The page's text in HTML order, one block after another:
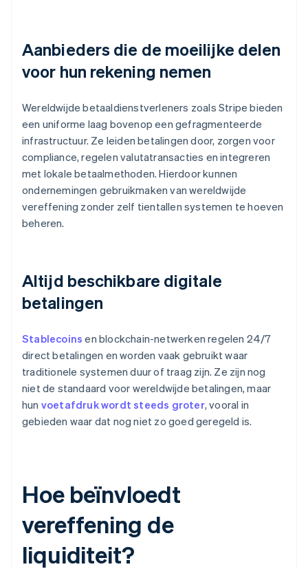
Aanbieders die de moeilijke delen
voor hun rekening nemen
Wereldwijde betaaldienstverleners zoals Stripe bieden
een uniforme laag bovenop een gefragmenteerde
infrastructuur. Ze leiden betalingen door, zorgen voor
compliance, regelen valutatransacties en integreren
met lokale betaalmethoden. Hierdoor kunnen
ondernemingen gebruikmaken van wereldwijde
vereffening zonder zelf tientallen systemen te hoeven
beheren.
Altijd beschikbare digitale
betalingen
Stablecoins en blockchain-netwerken regelen 24/7
direct betalingen en worden vaak gebruikt waar
traditionele systemen duur of traag zijn. Ze zijn nog
niet de standaard voor wereldwijde betalingen, maar
hun voetafdruk wordt steeds groter, vooral in
gebieden waar dat nog niet zo goed geregeld is.
Hoe beïnvloedt
vereffening de
liquiditeit?